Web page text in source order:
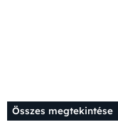
Összes megtekintése